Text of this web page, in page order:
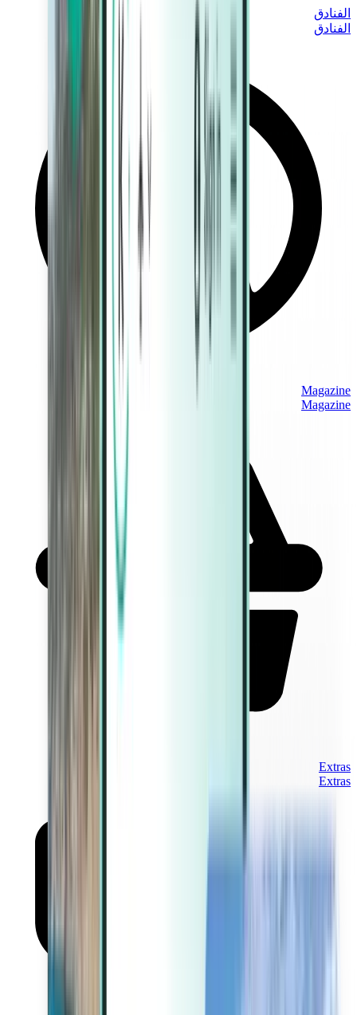
الفنادق
الفنادق
Magazine
Magazine
Extras
Extras